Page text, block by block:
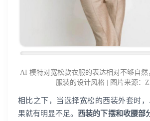
AI 模特对宽松款衣服的表达相对不够自然
服装的设计风格 | 图片来源：
相比之下，当选择宽松的西装外套时
果就有明显不足。 西装的下摆和收腰部